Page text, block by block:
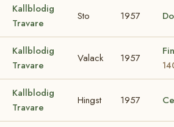
Kallblodig
Travare
Sto 1957
Kallblodig
Travare
Valack 1957
Kallblodig
Travare
Hingst 1957